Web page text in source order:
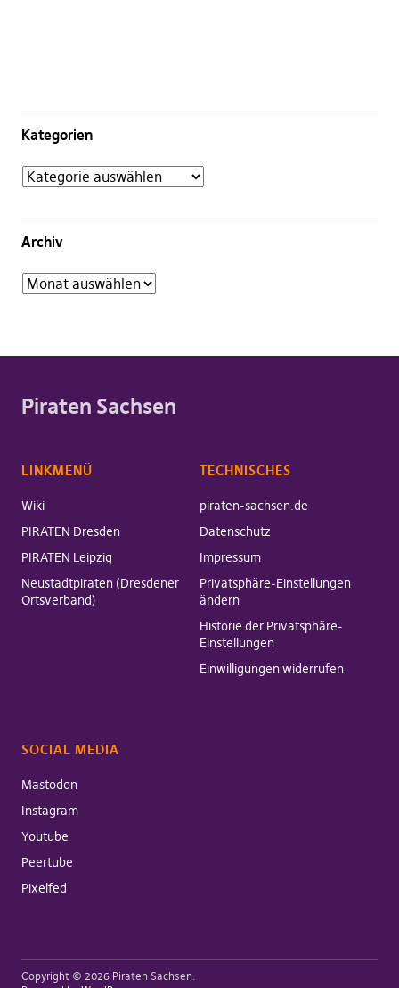
Kategorien
Archiv
Piraten Sachsen
LINKMENÜ
Wiki
PIRATEN Dresden
PIRATEN Leipzig
Neustadtpiraten (Dresdener
Ortsverband)
TECHNISCHES
piraten-sachsen.de
Datenschutz
Impressum
Privatsphäre-Einstellungen
ändern
Historie der Privatsphäre-
Einstellungen
Einwilligungen widerrufen
SOCIAL MEDIA
Mastodon
Instagram
Youtube
Peertube
Pixelfed
Copyright © 2026 Piraten Sachsen